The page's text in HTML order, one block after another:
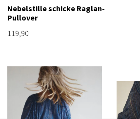
Nebelstille schicke Raglan-
Pullover
119,90